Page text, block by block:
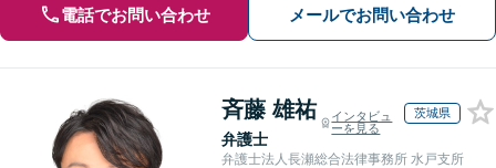
電話でお問い合わせ メールでお問い合わせ
斉藤 雄祐
弁護士
インタビュ
ーを見る
茨城県
弁護士法人長瀬総合法律事務所 水戸支所